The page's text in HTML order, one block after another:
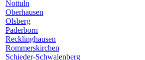
Nottuln
Oberhausen
Olsberg
Paderborn
Recklinghausen
Rommerskirchen
Schieder-Schwalenberg